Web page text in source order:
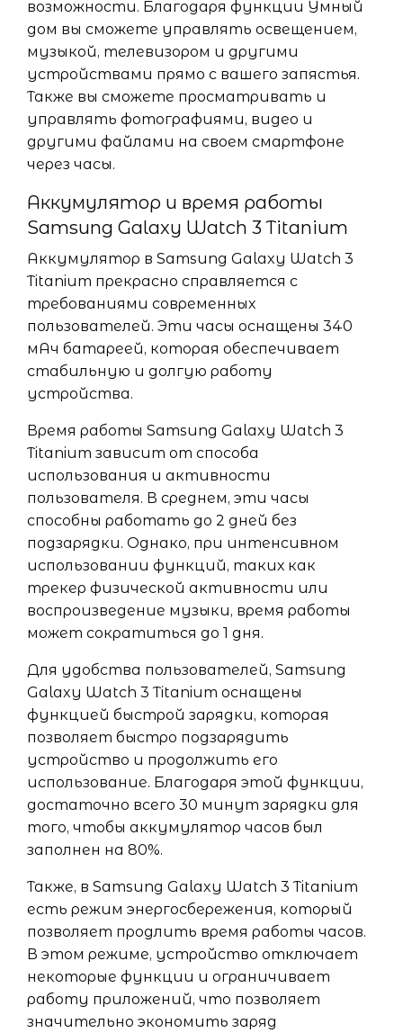
возможности. Благодаря функции Умный
дом вы сможете управлять освещением,
музыкой, телевизором и другими
устройствами прямо с вашего запястья.
Также вы сможете просматривать и
управлять фотографиями, видео и
другими файлами на своем смартфоне
через часы.
Аккумулятор и время работы
Samsung Galaxy Watch 3 Titanium
Аккумулятор в Samsung Galaxy Watch 3
Titanium прекрасно справляется с
требованиями современных
пользователей. Эти часы оснащены 340
мАч батареей, которая обеспечивает
стабильную и долгую работу
устройства.
Время работы Samsung Galaxy Watch 3
Titanium зависит от способа
использования и активности
пользователя. В среднем, эти часы
способны работать до 2 дней без
подзарядки. Однако, при интенсивном
использовании функций, таких как
трекер физической активности или
воспроизведение музыки, время работы
может сократиться до 1 дня.
Для удобства пользователей, Samsung
Galaxy Watch 3 Titanium оснащены
функцией быстрой зарядки, которая
позволяет быстро подзарядить
устройство и продолжить его
использование. Благодаря этой функции,
достаточно всего 30 минут зарядки для
того, чтобы аккумулятор часов был
заполнен на 80%.
Также, в Samsung Galaxy Watch 3 Titanium
есть режим энергосбережения, который
позволяет продлить время работы часов.
В этом режиме, устройство отключает
некоторые функции и ограничивает
работу приложений, что позволяет
значительно экономить заряд